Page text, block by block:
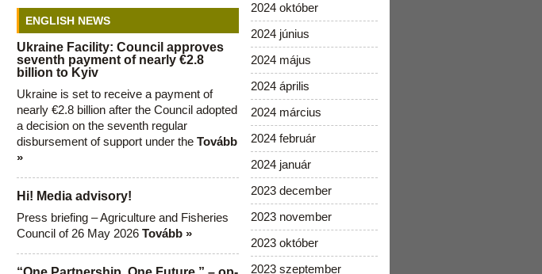
ENGLISH NEWS
Ukraine Facility: Council approves
seventh payment of nearly €2.8
billion to Kyiv
Ukraine is set to receive a payment of
nearly €2.8 billion after the Council adopted
a decision on the seventh regular
disbursement of support under the Tovább
»
Hi! Media advisory!
Press briefing – Agriculture and Fisheries
Council of 26 May 2026 Tovább »
2024 október
2024 június
2024 május
2024 április
2024 március
2024 február
2024 január
2023 december
2023 november
2023 október
2023 szeptember